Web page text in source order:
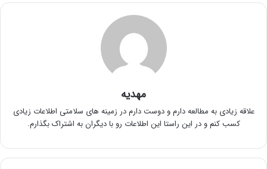
مهدیه
علاقه زیادی به مطالعه دارم و دوست دارم در زمینه های سلامتی اطلاعات زیادی
کسب کنم و در این راستا این اطلاعات رو با دیگران به اشتراک بگذارم.